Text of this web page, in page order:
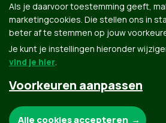
Groen.be
Als je daarvoor toestemming geeft,
marketingcookies. Die stellen ons in
beter af te stemmen op jouw
Je kunt je instellingen hieronder
vind je hier.
Voorkeuren aanpassen
Alle cookies accepteren